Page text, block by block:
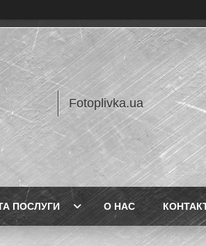
Fotoplivka.ua
ПОСЛУГИ О НАС